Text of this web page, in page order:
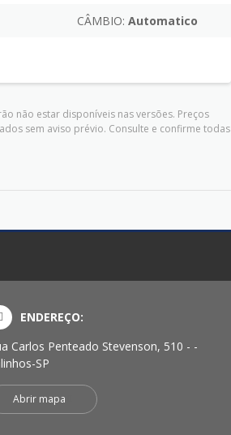
CÂMBIO: Automatico
não estar disponíveis nas versões. Preços
sem aviso prévio. Consulte e confirme todas
ENDEREÇO:
Carlos Penteado Stevenson, 510 - -
SP
Abrir mapa